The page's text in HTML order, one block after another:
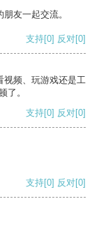
友一起交流。
支持[0] 反对[0]
视频、玩游戏还是工
了。
支持[0] 反对[0]
支持[0] 反对[0]